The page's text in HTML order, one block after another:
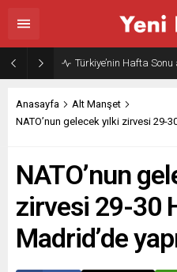
Türkiye’nin Hafta
Anasayfa
Alt Manşet
NATO’nun gelecek yılki zirvesi 29-
NATO’nun
zirvesi 29-30
Madrid’de